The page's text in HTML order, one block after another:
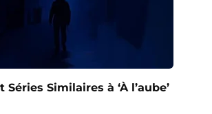
Séries Similaires à ‘À l’aube’